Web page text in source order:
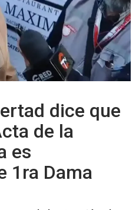
dice que
de la
es
1ra Dama